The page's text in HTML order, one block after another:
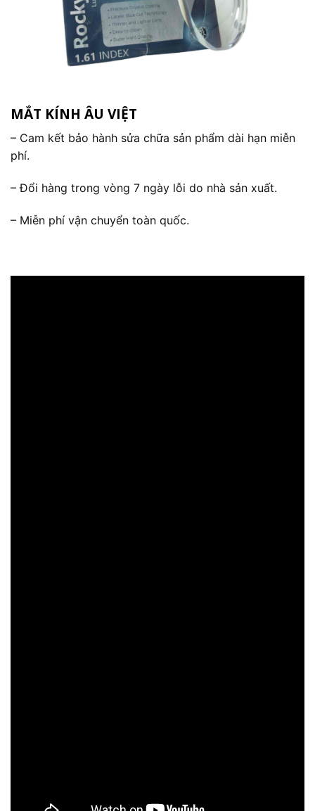
MẮT KÍNH ÂU VIỆT
– Cam kết bảo hành sửa chữa sản phẩm dài hạn miễn
phí.
– Đổi hàng trong vòng 7 ngày lỗi do nhà sản xuất.
– Miễn phí vận chuyển toàn quốc.